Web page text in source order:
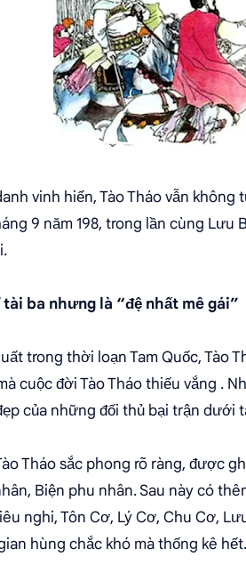
vinh hiển, Tào Tháo vẫn
9 năm 198, trong lần cùng Lưu
ba nhưng là “đệ nhất mê gái”
trong thời loạn Tam Quốc, Tào
cuộc đời Tào Tháo thiếu vắng .
của những đối thủ bại trận dưới
Tháo sắc phong rõ ràng, được
Biện phu nhân. Sau này có
nghi, Tôn Cơ, Lý Cơ, Chu Cơ,
hùng chắc khó mà thống kê hết.